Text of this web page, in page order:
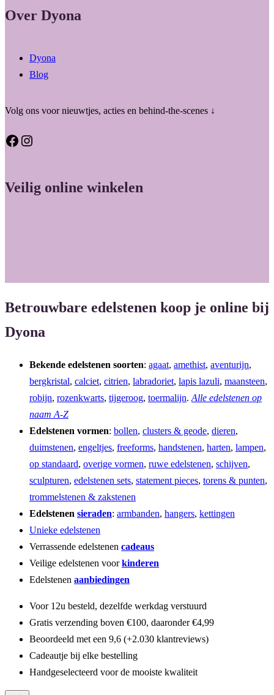
Over Dyona
Dyona
Blog
Volg ons voor nieuwtjes, acties en behind-the-scenes ↓
Facebook Instagram
Veilig online winkelen
Betrouwbare edelstenen koop je online bij
Dyona
Bekende edelstenen soorten: agaat, amethist, aventurijn,
bergkristal, calciet, citrien, labradoriet, lapis lazuli, maansteen,
robijn, rozenkwarts, tijgeroog, toermalijn. Alle edelstenen op
naam A-Z
Edelstenen vormen: bollen, clusters & geode, dieren,
duimstenen, engeltjes, freeforms, handstenen, harten, lampen,
op standaard, overige vormen, ruwe edelstenen, schijven,
sculpturen, edelstenen sets, statement pieces, torens & punten,
trommelstenen & zakstenen
Edelstenen sieraden: armbanden, hangers, kettingen
Unieke edelstenen
Verrassende edelstenen cadeaus
Veilige edelstenen voorkinderen
Edelstenen aanbiedingen
Voor 12u besteld, dezelfde werkdag verstuurd
Gratis verzending boven €100, daaronder €4,99
Beoordeeld met een 9,6 (+2.030 klantreviews)
Cadeautje bij elke bestelling
Handgeselecteerd voor de mooiste kwaliteit